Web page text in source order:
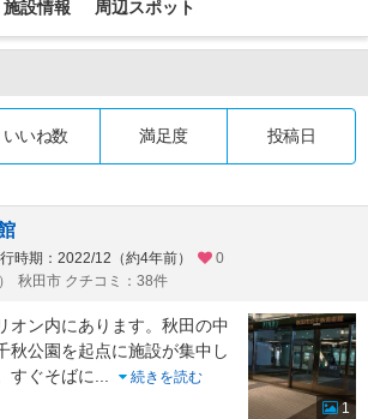
施設情報 周辺スポット
いいね数 満足度 投稿日
時期：2022/12（約4年前）
0
秋田市 クチコミ：38件
オン内にあります。秋田の中
秋公園を起点に施設が集中し
すぐそばに...
続きを読む
1